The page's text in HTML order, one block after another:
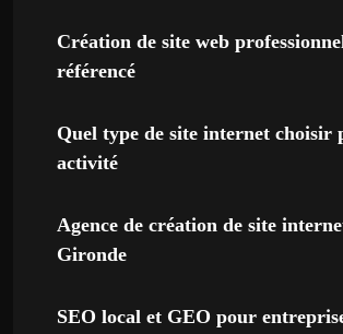
Création de site web
référencé
Quel type de site internet choisir
activité
Agence de création de site
Gironde
SEO local et GEO pour